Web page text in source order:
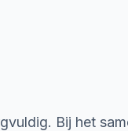
Bij het